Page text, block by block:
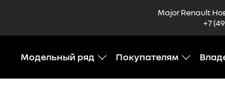
Major Renault
+7
Модельный ряд Покупателям